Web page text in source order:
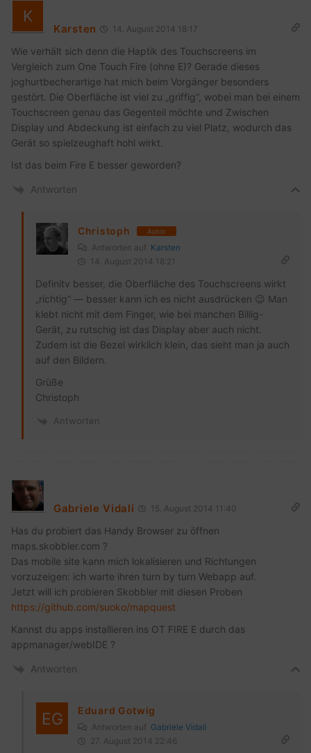
Karsten 14. August 2014 18:17
Wie verhält sich denn die Haptik des Touchscreens im
Vergleich zum One Touch Fire (ohne E)? Gerade dieses
joghurtbecherartige hat mich beim Vorgänger besonders
gestört. Die Oberfläche ist viel zu „griffig“, wobei man bei einem
Touchscreen genau das Gegenteil möchte und Zwischen
Display und Abdeckung ist einfach zu viel Platz, wodurch das
Gerät so spielzeughaft hohl wirkt.
Ist das beim Fire E besser geworden?
Antworten
Christoph Autor
Antworten auf Karsten
14. August 2014 18:21
Definitv besser, die Oberfläche des Touchscreens wirkt
„richtig“ — besser kann ich es nicht ausdrücken 😉 Man
klebt nicht mit dem Finger, wie bei manchen Billig-
Gerät, zu rutschig ist das Display aber auch nicht.
Zudem ist die Bezel wirklich klein, das sieht man ja auch
auf den Bildern.
Grüße
Christoph
Antworten
Gabriele Vidali 15. August 2014 11:40
Has du probiert das Handy Browser zu öffnen
maps.skobbler.com ?
Das mobile site kann mich lokalisieren und Richtungen
vorzuzeigen: ich warte ihren turn by turn Webapp auf.
Jetzt will ich probieren Skobbler mit diesen Proben
https://github.com/suoko/mapquest
Kannst du apps installieren ins OT FIRE E durch das
appmanager/webIDE ?
Antworten
Eduard Gotwig
Antworten auf Gabriele Vidali
27. August 2014 22:46